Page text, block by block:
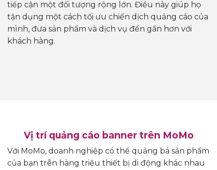
tiếp cận một đối tượng rộng lớn. Điều này giúp họ
tận dụng một cách tối ưu chiến dịch quảng cáo của
mình, đưa sản phẩm và dịch vụ đến gần hơn với
khách hàng.
Vị trí quảng cáo banner trên MoMo
Với MoMo, doanh nghiệp có thể quảng bá sản phẩm
của bạn trên hàng triệu thiết bị di động khác nhau